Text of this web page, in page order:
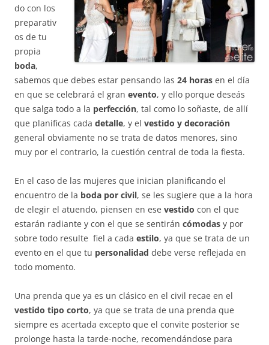
do con los
preparativ
os de tu
propia
boda,
sabemos que debes estar pensando las 24 horas en el día
en que se celebrará el gran evento, y ello porque deseás
que salga todo a la perfección, tal como lo soñaste, de allí
que planificas cada detalle, y el vestido y decoración
general obviamente no se trata de datos menores, sino
muy por el contrario, la cuestión central de toda la fiesta.
En el caso de las mujeres que inician planificando el
encuentro de la boda por civil, se les sugiere que a la hora
de elegir el atuendo, piensen en ese vestido con el que
estarán radiante y con el que se sentirán cómodas y por
sobre todo resulte fiel a cada estilo, ya que se trata de un
evento en el que tu personalidad debe verse reflejada en
todo momento.
Una prenda que ya es un clásico en el civil recae en el
vestido tipo corto, ya que se trata de una prenda que
siempre es acertada excepto que el convite posterior se
prolonge hasta la tarde-noche, recomendándose para